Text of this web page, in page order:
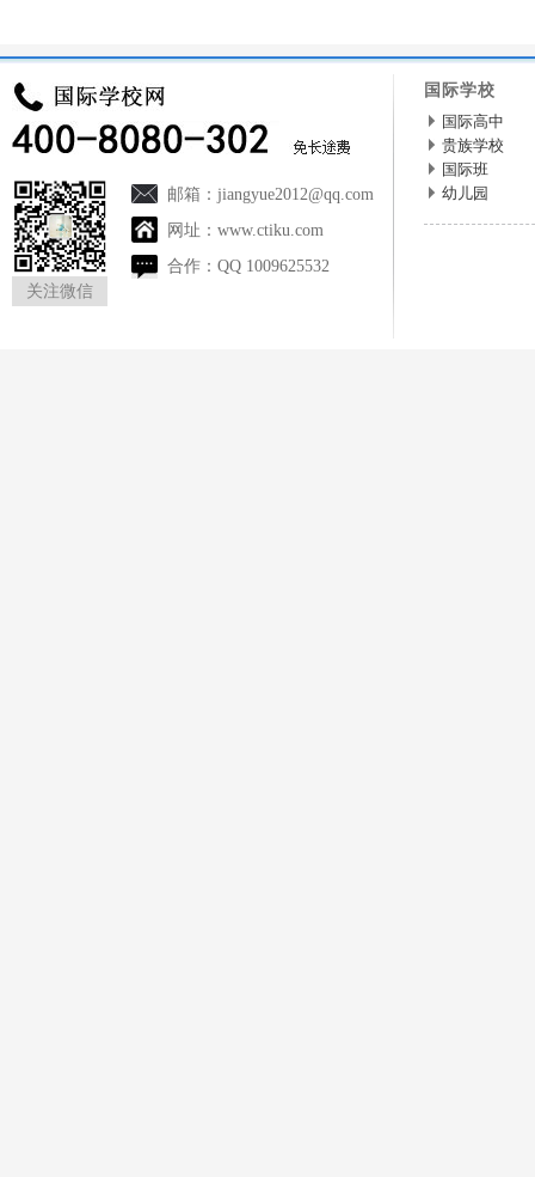
关注微信
邮箱： jiangyue2012@qq.com
网址： www.ctiku.com
合作： QQ 1009625532
国际学校
国际高中
贵族学校
国际班
幼儿园